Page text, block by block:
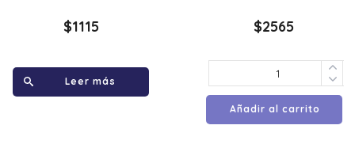
$1115
Leer más
$2565
Añadir al carrito